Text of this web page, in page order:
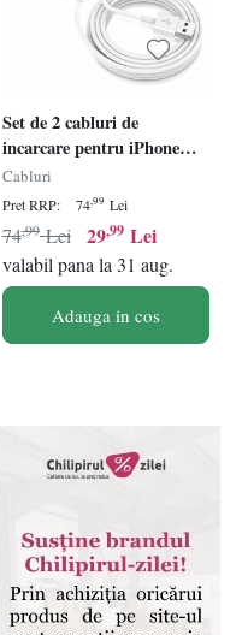
Set de 2 cabluri de
incarcare pentru iPhone
Susnwere, alb, 2 m
Cabluri
Pret RRP: 74,99 Lei
29,99 Lei
74,99 Lei
valabil pana la 31 aug.
Adauga in cos